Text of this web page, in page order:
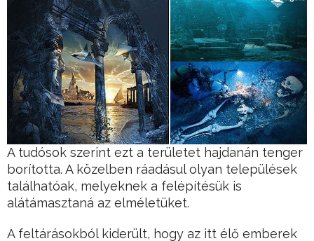
A tudósok szerint ezt a területet hajdanán tenger
borította. A közelben ráadásul olyan települések
találhatóak, melyeknek a felépítésük is
alátámasztaná az elméletüket.
A feltárásokból kiderült, hogy az itt élő emberek